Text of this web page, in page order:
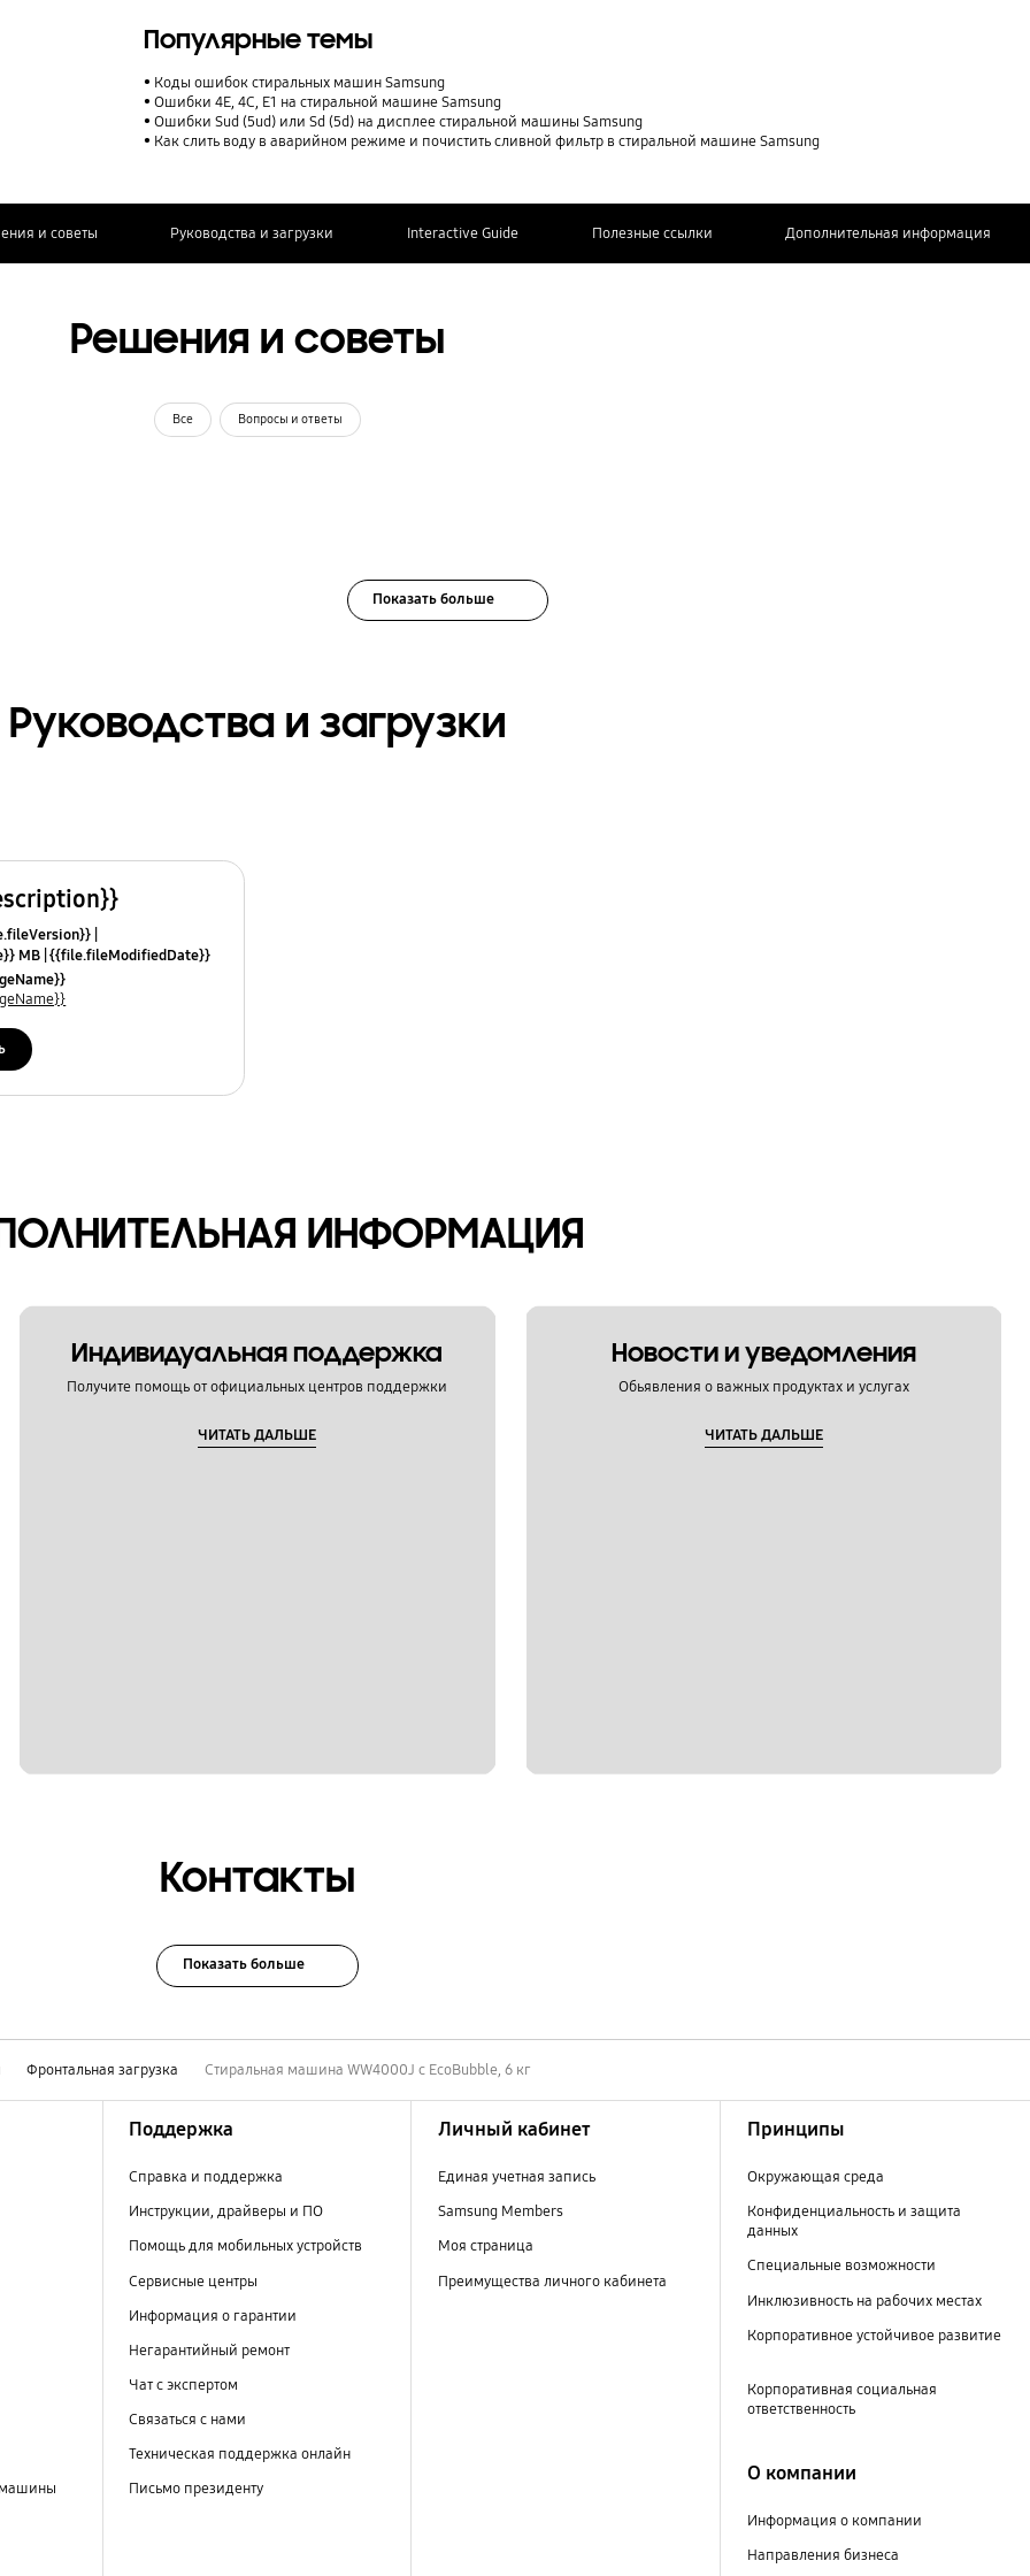
Популярные темы
Коды ошибок стиральных машин Samsung
Ошибки 4E, 4C, E1 на стиральной машине Samsung
Ошибки Sud (5ud) или Sd (5d) на дисплее стиральной машины Samsung
Как слить воду в аварийном режиме и почистить сливной фильтр в стиральной машине Samsung
и советы Руководства и загрузки Interactive Guide Полезные ссылки Дополнительная информация
Решения и советы
Все Вопросы и ответы
Показать больше
Руководства и загрузки
MB {{file.fileModifiedDate}}
ИНФОРМАЦИЯ
Индивидуальная поддержка
Получите помощь от официальных центров поддержки
ЧИТАТЬ ДАЛЬШЕ
Новости и уведомления
Обьявления о важных продуктах и услугах
ЧИТАТЬ ДАЛЬШЕ
Контакты
Показать больше
Фронтальная загрузка Стиральная машина WW4000J с EcoBubble, 6 кг
Поддержка
Справка и поддержка
Инструкции, драйверы и ПО
Помощь для мобильных устройств
Сервисные центры
Информация о гарантии
Негарантийный ремонт
Чат с экспертом
Связаться с нами
Техническая поддержка онлайн
Письмо президенту
Личный кабинет
Единая учетная запись
Samsung Members
Моя страница
Преимущества личного кабинета
Принципы
Окружающая среда
Конфиденциальность и защита
данных
Специальные возможности
Инклюзивность на рабочих местах
Корпоративное устойчивое развитие
Корпоративная социальная
ответственность
О компании
Информация о компании
Направления бизнеса